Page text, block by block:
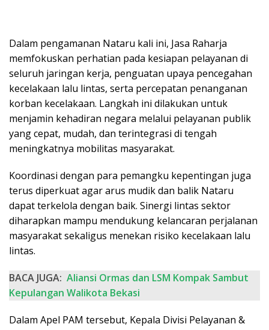
Dalam pengamanan Nataru kali ini, Jasa Raharja
memfokuskan perhatian pada kesiapan pelayanan di
seluruh jaringan kerja, penguatan upaya pencegahan
kecelakaan lalu lintas, serta percepatan penanganan
korban kecelakaan. Langkah ini dilakukan untuk
menjamin kehadiran negara melalui pelayanan publik
yang cepat, mudah, dan terintegrasi di tengah
meningkatnya mobilitas masyarakat.
Koordinasi dengan para pemangku kepentingan juga
terus diperkuat agar arus mudik dan balik Nataru
dapat terkelola dengan baik. Sinergi lintas sektor
diharapkan mampu mendukung kelancaran perjalanan
masyarakat sekaligus menekan risiko kecelakaan lalu
lintas.
BACA JUGA: Aliansi Ormas dan LSM Kompak Sambut
Kepulangan Walikota Bekasi
Dalam Apel PAM tersebut, Kepala Divisi Pelayanan &